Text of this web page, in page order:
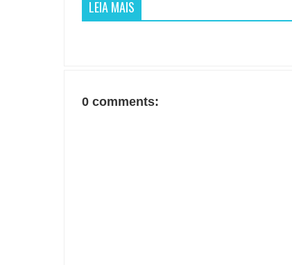
LEIA MAIS
0 comments: